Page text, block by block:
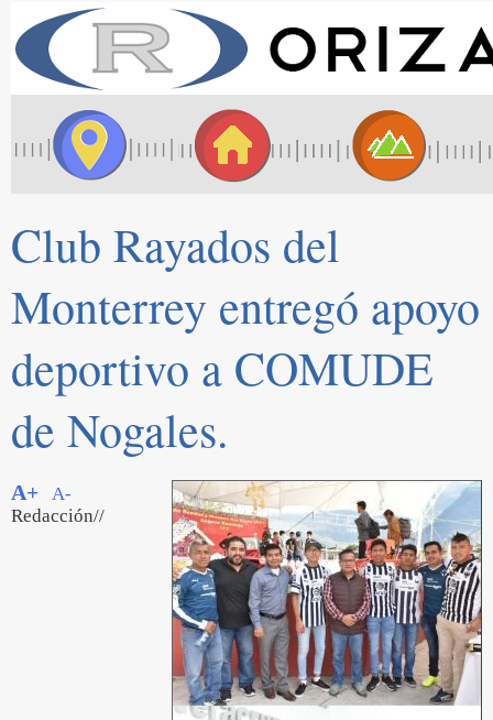
Club Rayados del
Monterrey entregó apoyo
deportivo a COMUDE
de Nogales.
A+
A-
Redacción//